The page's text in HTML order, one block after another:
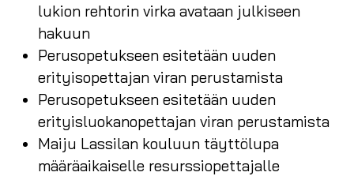
lukion rehtorin virka avataan julkiseen
hakuun
Perusopetukseen esitetään uuden
erityisopettajan viran perustamista
Perusopetukseen esitetään uuden
erityisluokanopettajan viran perustamista
Maiju Lassilan kouluun täyttölupa
määräaikaiselle resurssiopettajalle